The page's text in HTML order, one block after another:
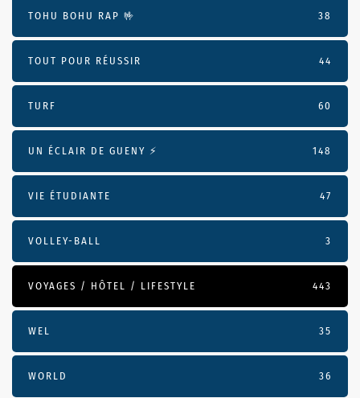
TOHU BOHU RAP 🤟 38
TOUT POUR RÉUSSIR 44
TURF 60
UN ÉCLAIR DE GUENY ⚡️ 148
VIE ÉTUDIANTE 47
VOLLEY-BALL 3
VOYAGES / HÔTEL / LIFESTYLE 443
WEL 35
WORLD 36